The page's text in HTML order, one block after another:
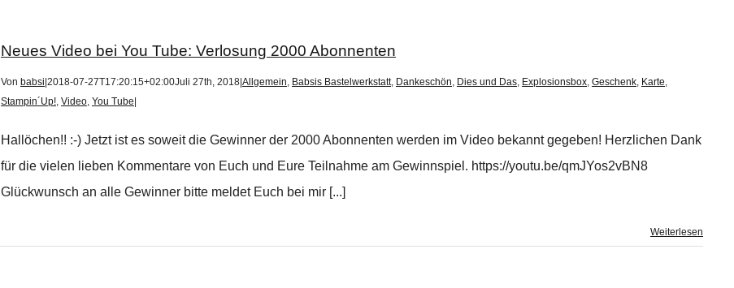
Neues Video bei You Tube: Verlosung 2000 Abonnenten
Von babsi 2018-07-27T17:20:15+02:00Juli 27th, 2018 Allgemein, Babsis Bastelwerkstatt, Dankeschön, Dies und Das, Explosionsbox, Geschenk, Karte,
Stampin´Up!, Video, You Tube
Hallöchen!! :-) Jetzt ist es soweit die Gewinner der 2000 Abonnenten werden im Video bekannt gegeben! Herzlichen Dank
für die vielen lieben Kommentare von Euch und Eure Teilnahme am Gewinnspiel. https://youtu.be/qmJYos2vBN8
Glückwunsch an alle Gewinner bitte meldet Euch bei mir [...]
Weiterlesen